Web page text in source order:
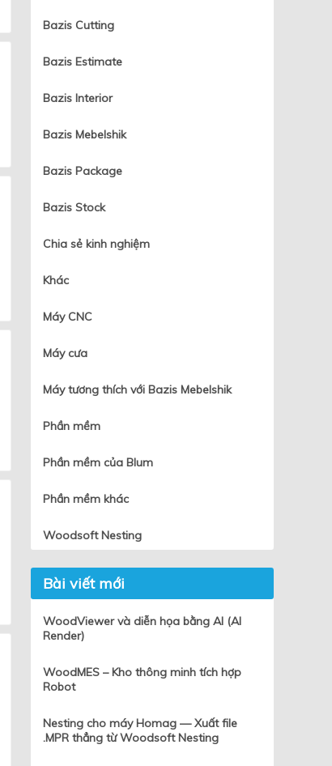
Bazis Cutting
Bazis Estimate
Bazis Interior
Bazis Mebelshik
Bazis Package
Bazis Stock
Chia sẻ kinh nghiệm
Khác
Máy CNC
Máy cưa
Máy tương thích với Bazis Mebelshik
Phần mềm
Phần mềm của Blum
Phần mềm khác
Woodsoft Nesting
Bài viết mới
WoodViewer và diễn họa bằng AI (AI
Render)
WoodMES – Kho thông minh tích hợp
Robot
Nesting cho máy Homag — Xuất file
.MPR thẳng từ Woodsoft Nesting